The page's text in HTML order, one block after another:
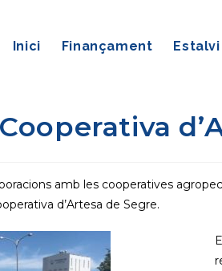
Inici Finançament Estalvi
amb les cooperatives
d’Artesa de Segre.